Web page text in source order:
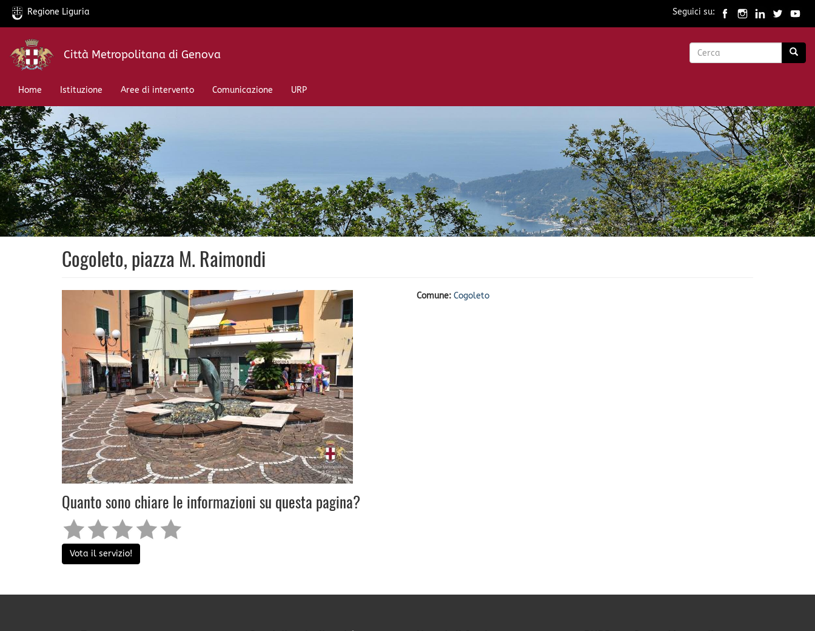
Salta
contenuto
Regione Liguria Seguici su:
Città Metropolitana di Genova
Form
Home
Istituzione Aree di intervento Comunicazione URP
Cogoleto, piazza M. Raimondi
Comune: Cogoleto
Quanto sono chiare le informazioni su questa pagina?
Vota il servizio!